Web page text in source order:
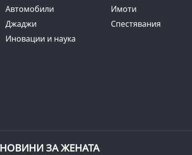
Автомобили
Джаджи
Иновации и наука
Имоти
Спестявания
НОВИНИ ЗА ЖЕНАТА